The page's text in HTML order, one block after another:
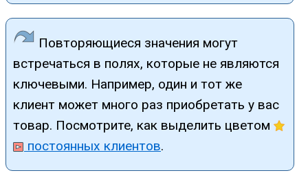
Повторяющиеся значения могут
встречаться в полях, которые не являются
ключевыми. Например, один и тот же
клиент может много раз приобретать у вас
товар. Посмотрите, как выделить цветом
постоянных клиентов.